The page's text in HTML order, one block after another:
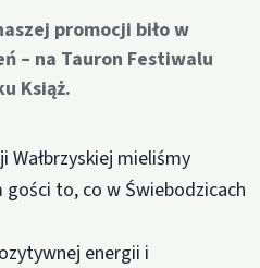
promocji biło w
– na Tauron Festiwalu
Książ.
Wałbrzyskiej mieliśmy
to, co w Świebodzicach
energii i